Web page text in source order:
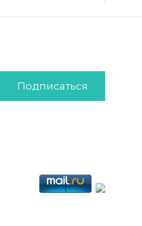
Подписаться